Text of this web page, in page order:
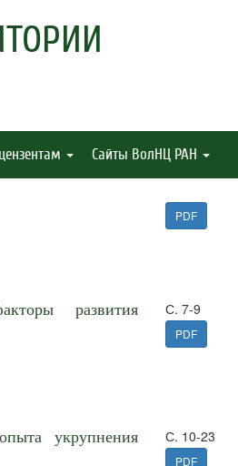
Сайты ВолНЦ РАН
PDF
развития
С. 7-9
PDF
укрупнения
С. 10-23
PDF